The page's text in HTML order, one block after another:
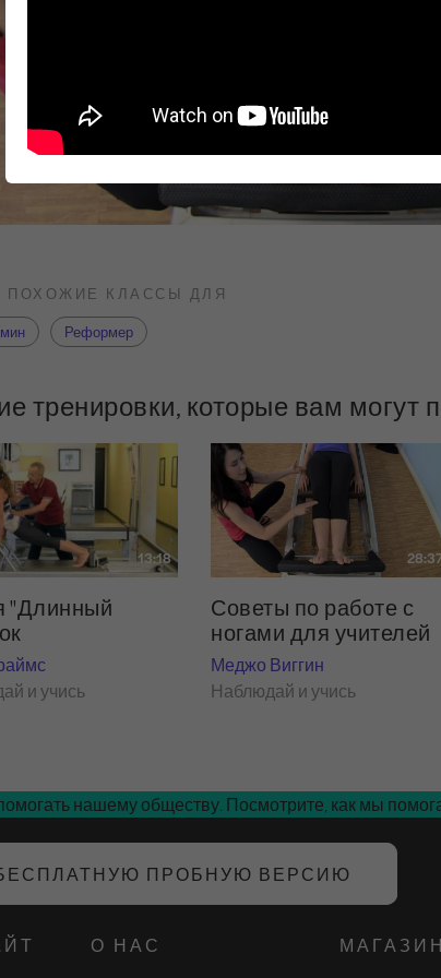
ПОХОЖИЕ КЛАССЫ ДЛЯ
Реформер
тренировки, которые вам могут
13:18
"Длинный
и учись
Советы по работе с
ногами для учителей
Меджо Виггин
Наблюдай и учись
нашему обществу. Посмотрите, как мы
ПРОБНУЮ ВЕРСИЮ
О НАС МАГАЗИН